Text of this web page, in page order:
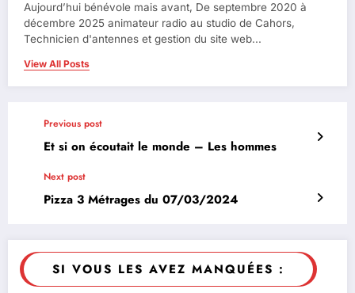
Aujourd’hui bénévole mais avant, De septembre 2020 à
décembre 2025 animateur radio au studio de Cahors,
Technicien d'antennes et gestion du site web...
View All Posts
Previous post
Et si on écoutait le monde – Les hommes
Next post
Pizza 3 Métrages du 07/03/2024
SI VOUS LES AVEZ MANQUÉES :